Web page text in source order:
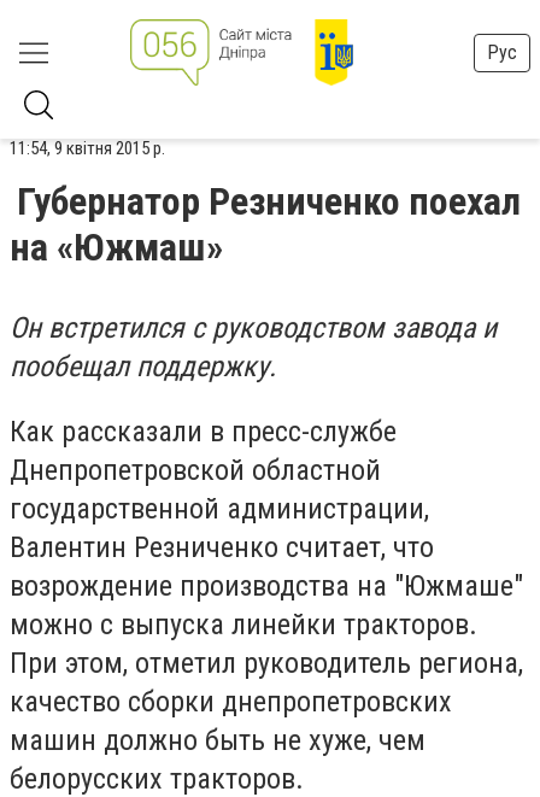
Рус
11:54, 9 квітня 2015 р.
Губернатор Резниченко поехал
на «Южмаш»
Он встретился с руководством завода и
пообещал поддержку.
Как рассказали в пресс-службе
Днепропетровской областной
государственной администрации,
Валентин Резниченко считает, что
возрождение производства на "Южмаше"
можно с выпуска линейки тракторов.
При этом, отметил руководитель региона,
качество сборки днепропетровских
машин должно быть не хуже, чем
белорусских тракторов.